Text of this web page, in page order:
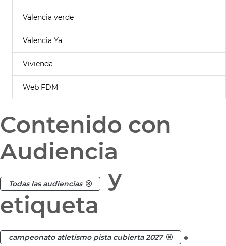
Valencia verde
Valencia Ya
Vivienda
Web FDM
Contenido con
Audiencia
Todas las audiencias
y
etiqueta
campeonato atletismo pista cubierta 2027 .